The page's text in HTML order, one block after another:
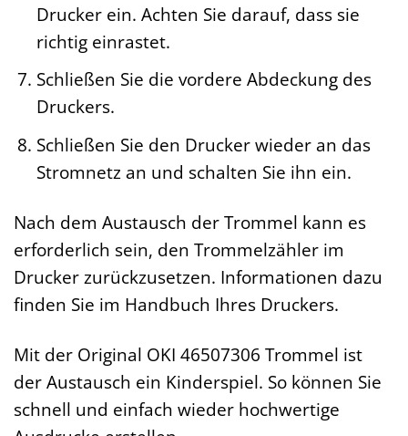
Drucker ein. Achten Sie darauf, dass sie
richtig einrastet.
Schließen Sie die vordere Abdeckung des
Druckers.
Schließen Sie den Drucker wieder an das
Stromnetz an und schalten Sie ihn ein.
Nach dem Austausch der Trommel kann es
erforderlich sein, den Trommelzähler im
Drucker zurückzusetzen. Informationen dazu
finden Sie im Handbuch Ihres Druckers.
Mit der Original OKI 46507306 Trommel ist
der Austausch ein Kinderspiel. So können Sie
schnell und einfach wieder hochwertige